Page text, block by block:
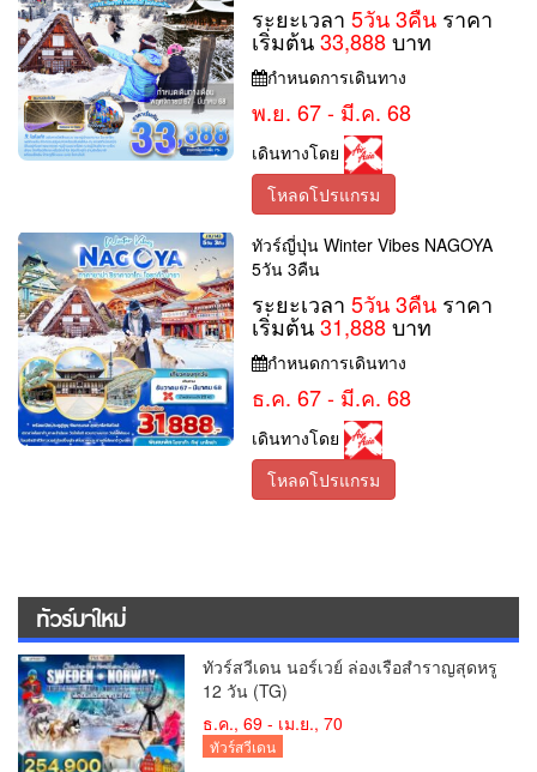
ระยะเวลา5วัน 3คืน ราคา
เริ่มต้น33,888บาท
กำหนดการเดินทาง
พ.ย. 67 - มี.ค. 68
เดินทางโดย
โหลดโปรแกรม
ทัวร์ญี่ปุ่น Winter Vibes NAGOYA
5วัน 3คืน
ระยะเวลา5วัน 3คืน ราคา
เริ่มต้น31,888บาท
กำหนดการเดินทาง
ธ.ค. 67 - มี.ค. 68
เดินทางโดย
โหลดโปรแกรม
ทัวร์มาใหม่
ทัวร์สวีเดน นอร์เวย์ ล่องเรือสำราญสุดหรู
12 วัน (TG)
ธ.ค., 69 - เม.ย., 70
ทัวร์สวีเดน